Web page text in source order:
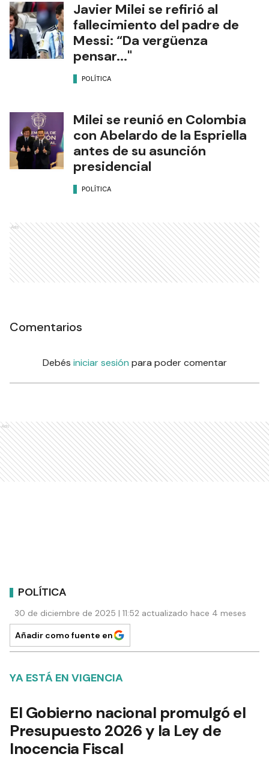
Javier Milei se refirió al
fallecimiento del padre de
Messi: “Da vergüenza
pensar..."
POLÍTICA
Milei se reunió en Colombia
con Abelardo de la Espriella
antes de su asunción
presidencial
POLÍTICA
Ads
Comentarios
Debés iniciar sesión para poder comentar
Ads
POLÍTICA
30 de diciembre de 2025 | 11:52 actualizado hace 4 meses
Añadir como fuente en
YA ESTÁ EN VIGENCIA
El Gobierno nacional promulgó el
Presupuesto 2026 y la Ley de
Inocencia Fiscal